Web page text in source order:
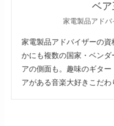
ベア
家電製品アドバ
家電製品アドバイザーの
かにも複数の国家・ベン
アの側面も。趣味のギタ
アがある音楽大好きこだわ